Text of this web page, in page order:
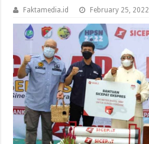
Faktamedia.id February 25, 2022